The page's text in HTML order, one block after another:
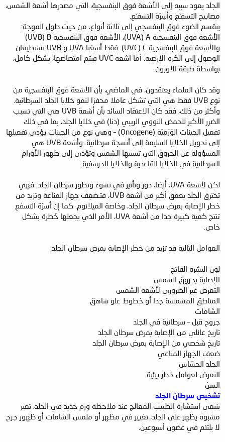
الجلد يعود سببه إلى الأشعة فوق البنفسجية، التي مصدرها أشعة الشمس،
مصابيح التسفـّع وأسِرّة التسفـّع.
ينقسم الضوء فوق البنفسجي إلى ثلاثة أنواع، من حيث طول الموجة:
الأشعة فوق البنفسجية UVA) A)، الأشعة فوق البنفسجية UVB) B)
والأشعة فوق البنفسجية UVC) C). فقط أشعّتا UVA و UVB تستطيعان
الوصول إلى الكرة الارضية. أما اشعة UVC فيتم امتصاصها، بشكل كامل،
بواسطة طبقة الأوزون.
وقد كان العلماء يعتقدون، في الماضي، بأن الأشعة فوق البنفسجية من
نوع UVB فقط هي التي تشكل عاملا محفزا لنمو خلايا الجلد السرطانية.
وأكثر من ذلك، فقد كان الاعتقاد السائد بأن أشعة UVB هي التي تسبب
الضرر الأكبر للحمض النووي الريبي (دنا) في خلايا الجلد، بما في ذلك
تفعيل الجينات الوَرَميّة (Oncogene) – وهي نوع من الجينات يؤدي تفعيلها
إلى تحويل الخلايا السليمة إلى أنسجة سرطانية. وأشعة UVB هي
المسؤولة عن الحروق التي تسببها الشمس وتؤدي إلى ظهور الأورام
السرطانية في الخلايا القاعدية والخلايا الحرشفية.
لكن لأشعة UVA، أيضا، دور وتأثير في نشوء وتطور سرطان الجلد. فهي
تخترق الجلد بعمق أكبر من أشعة UVB، فتـضعِف جهاز المناعة وتزيد من
خطر الإصابة بمرض سرطان الجلد، وخاصة الميلانوم. كما إن أسرّة التسفع
تنتج كمية كبيرة جدا من أشعة UVA، الأمر الذي يجعلها خَطرة بشكل
خاص.
العوامل التالية قد تزيد من خطر الإصابة بمرض سرطان الجلد:
لون البشرة الفاتح
الإصابة بحروق الشمس
التعرض غير الضروري لأشعة الشمس
المناطق المشمسة جدا أو خطوط علو شاهق
الشامات
جروح قبل – سرطانية في الجلد
تاريخ عائلي من الإصابة بمرض سرطان الجلد
تاريخ شخصي من الإصابة بمرض سرطان الجلد
ضعف الجهاز المناعي
الجلد الحسّاس
التعرض لعوامل خطر بيئية
السنّ
تشخيص سرطان الجلد
ينبغي استشارة الطبيب المعالج عند ملاحظة ورم جديد في الجلد، تغير
مشبوه يظهر على الجلد، تغيير في مظهر أو ملمس الشامات أو ظهور جرح
لا يلتئم في غضون أسبوعين.